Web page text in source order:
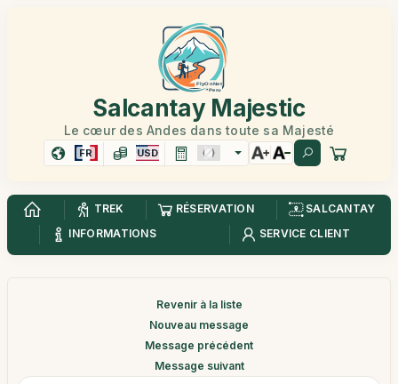
Salcantay Majestic
Le cœur des Andes dans toute sa Majesté
FR USD
TREK RÉSERVATION
SALCANTAY
INFORMATIONS
SERVICE CLIENT
Revenir à la liste
Nouveau message
Message précédent
Message suivant